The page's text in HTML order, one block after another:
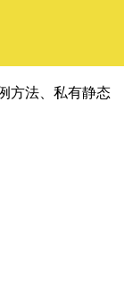
方法、私有静态